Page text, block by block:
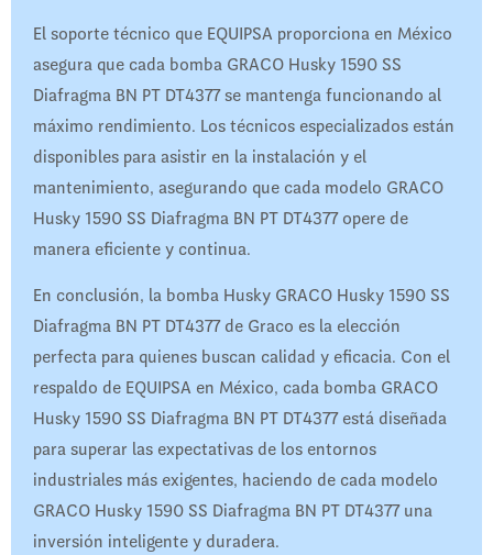
El soporte técnico que EQUIPSA proporciona en México
asegura que cada bomba GRACO Husky 1590 SS
Diafragma BN PT DT4377 se mantenga funcionando al
máximo rendimiento. Los técnicos especializados están
disponibles para asistir en la instalación y el
mantenimiento, asegurando que cada modelo GRACO
Husky 1590 SS Diafragma BN PT DT4377 opere de
manera eficiente y continua.
En conclusión, la bomba Husky GRACO Husky 1590 SS
Diafragma BN PT DT4377 de Graco es la elección
perfecta para quienes buscan calidad y eficacia. Con el
respaldo de EQUIPSA en México, cada bomba GRACO
Husky 1590 SS Diafragma BN PT DT4377 está diseñada
para superar las expectativas de los entornos
industriales más exigentes, haciendo de cada modelo
GRACO Husky 1590 SS Diafragma BN PT DT4377 una
inversión inteligente y duradera.